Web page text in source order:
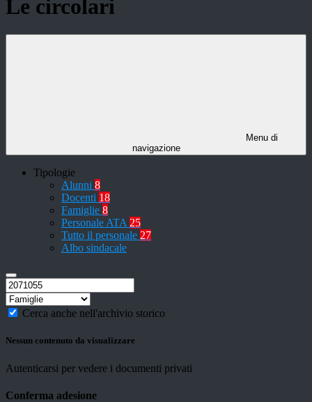
Le circolari
Menu di
navigazione
Tipologie
Alunni 8
Docenti 18
Famiglie 8
Personale ATA 25
Tutto il personale 27
Albo sindacale
Cerca anche nell'archivio storico
Nessun contenuto da visualizzare
Autenticarsi per vedere i documenti privati
Conferma adesione